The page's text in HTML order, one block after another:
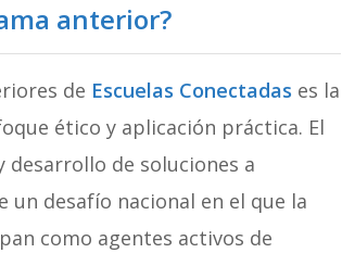
anterior?
de Escuelas Conectadas es la
ético y aplicación práctica. El
de soluciones a
desafío nacional en el que la
como agentes activos de